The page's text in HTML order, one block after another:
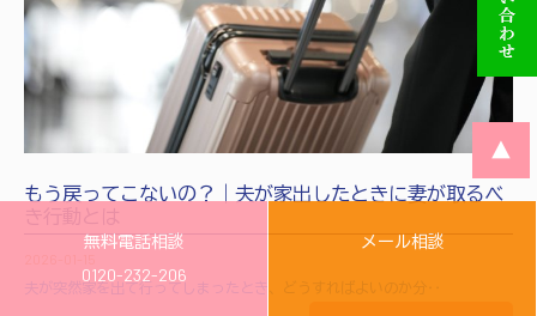
もう戻ってこないの？｜夫が家出したときに妻が取るべ
夫が突然家を出て行ってしまったとき、どうすればよいのか分‥
▲
無料電話相談
0120-232-206
メール相談